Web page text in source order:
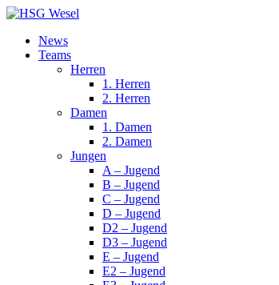
News
Teams
Herren
1. Herren
2. Herren
Damen
1. Damen
2. Damen
Jungen
A – Jugend
B – Jugend
C – Jugend
D – Jugend
D2 – Jugend
D3 – Jugend
E – Jugend
E2 – Jugend